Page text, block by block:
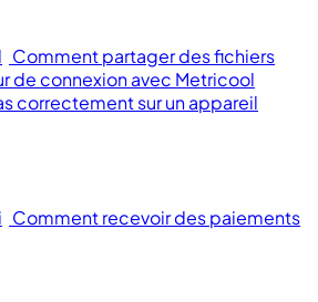
Comment partager des fichiers
de connexion avec Metricool
correctement sur un appareil
Comment recevoir des paiements